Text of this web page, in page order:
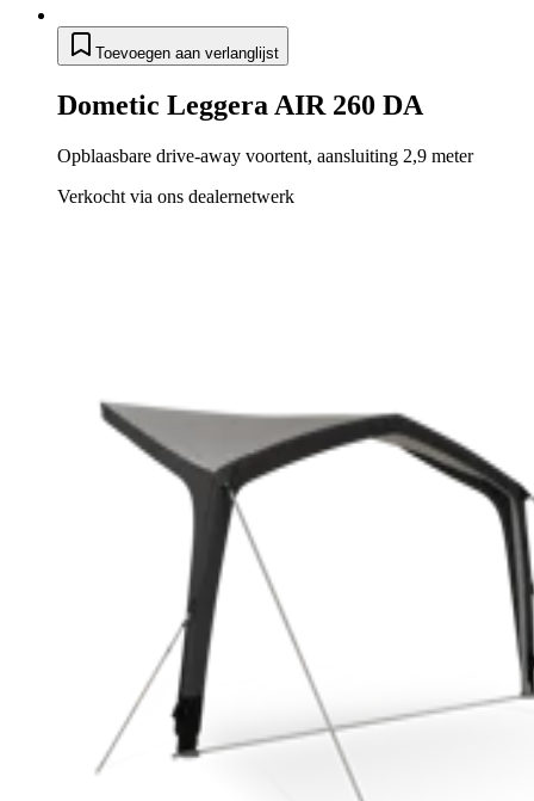
Toevoegen aan verlanglijst
Dometic Leggera AIR 260 DA
Opblaasbare drive-away voortent, aansluiting 2,9 meter
Verkocht via ons dealernetwerk